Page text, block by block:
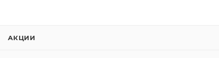
АКЦИИ